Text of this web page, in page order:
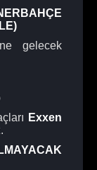
gelecek
Exxen